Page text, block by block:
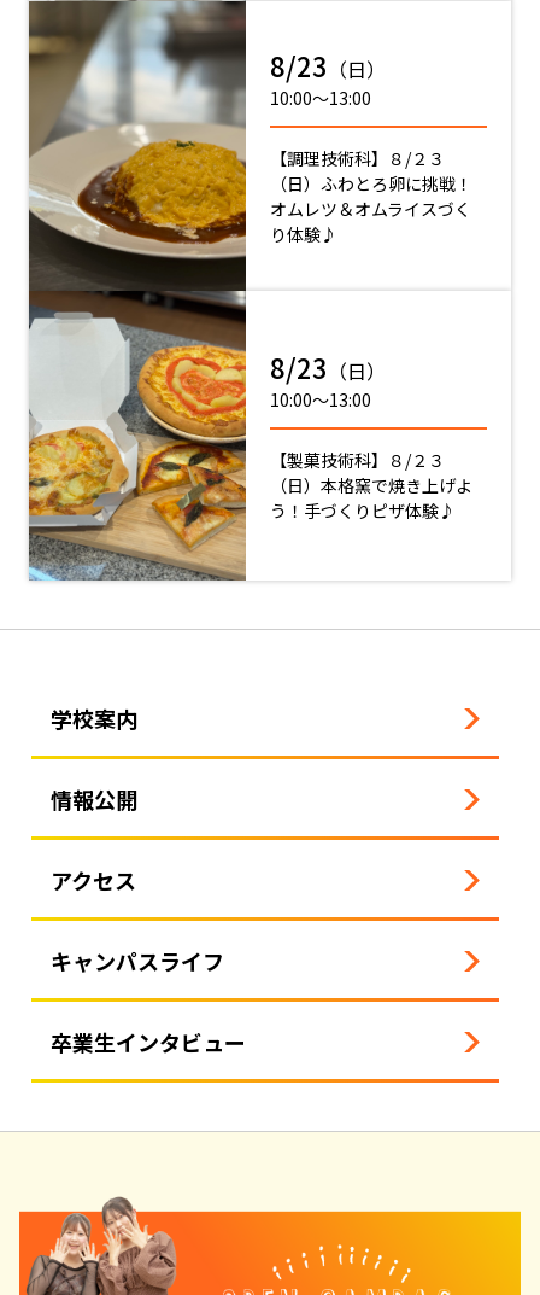
8/23 （日）
10:00〜13:00
【調理技術科】８/２３
（日）ふわとろ卵に挑戦！
オムレツ＆オムライスづく
り体験♪
8/23 （日）
10:00〜13:00
【製菓技術科】８/２３
（日）本格窯で焼き上げよ
う！手づくりピザ体験♪
学校案内
情報公開
アクセス
キャンパスライフ
卒業生インタビュー